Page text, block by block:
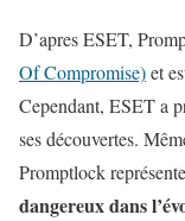
D’apres ESET,
Of Compromise)et
Cependant, ESET a
ses découvertes.
Promptlock représente
dangereux dans